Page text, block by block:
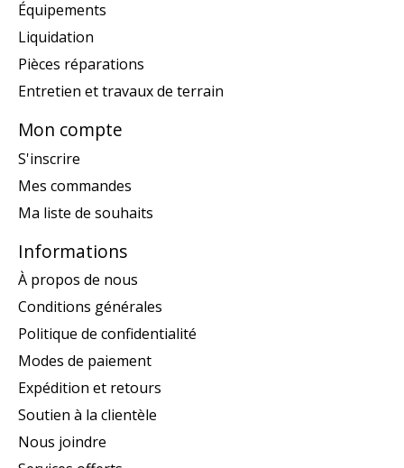
Équipements
Liquidation
Pièces réparations
Entretien et travaux de terrain
Mon compte
S'inscrire
Mes commandes
Ma liste de souhaits
Informations
À propos de nous
Conditions générales
Politique de confidentialité
Modes de paiement
Expédition et retours
Soutien à la clientèle
Nous joindre